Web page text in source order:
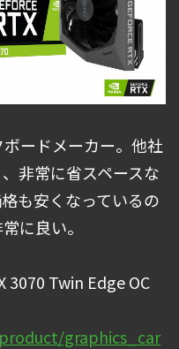
ードメーカー。他社
非常に省スペースな
も安くなっているの
に良い。
3070 Twin Edge OC
graphics_car